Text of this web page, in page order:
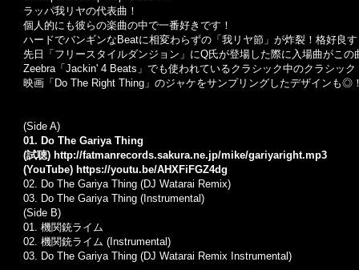
ラッパ我リヤの代表曲！
個人的にも彼らの楽曲の中で一番好きです！
ハードでバンギンなBeatに相変わらずの「我リヤ節」が炸裂！格好良
先日「フリースタイルダンジョン」にQ氏が登場した際に入場曲がこ
Zeebra「Jackin' 4 Beats」でも使われているクラシック中のクラシック
映画「Do The Right Thing」のジャケをサンプリングしたデザインも◎
(Side A)
01. Do The Gariya Thing
(試聴) http://fatmanrecords.sakura.ne.jp/mike/gariyaright.mp3
(YouTube) https://youtu.be/AHXFiFGZ4dg
02. Do The Gariya Thing (DJ Watarai Remix)
03. Do The Gariya Thing (Instrumental)
(Side B)
01. 機関銃ライム
02. 機関銃ライム (Instrumental)
03. Do The Gariya Thing (DJ Watarai Remix Instrumental)